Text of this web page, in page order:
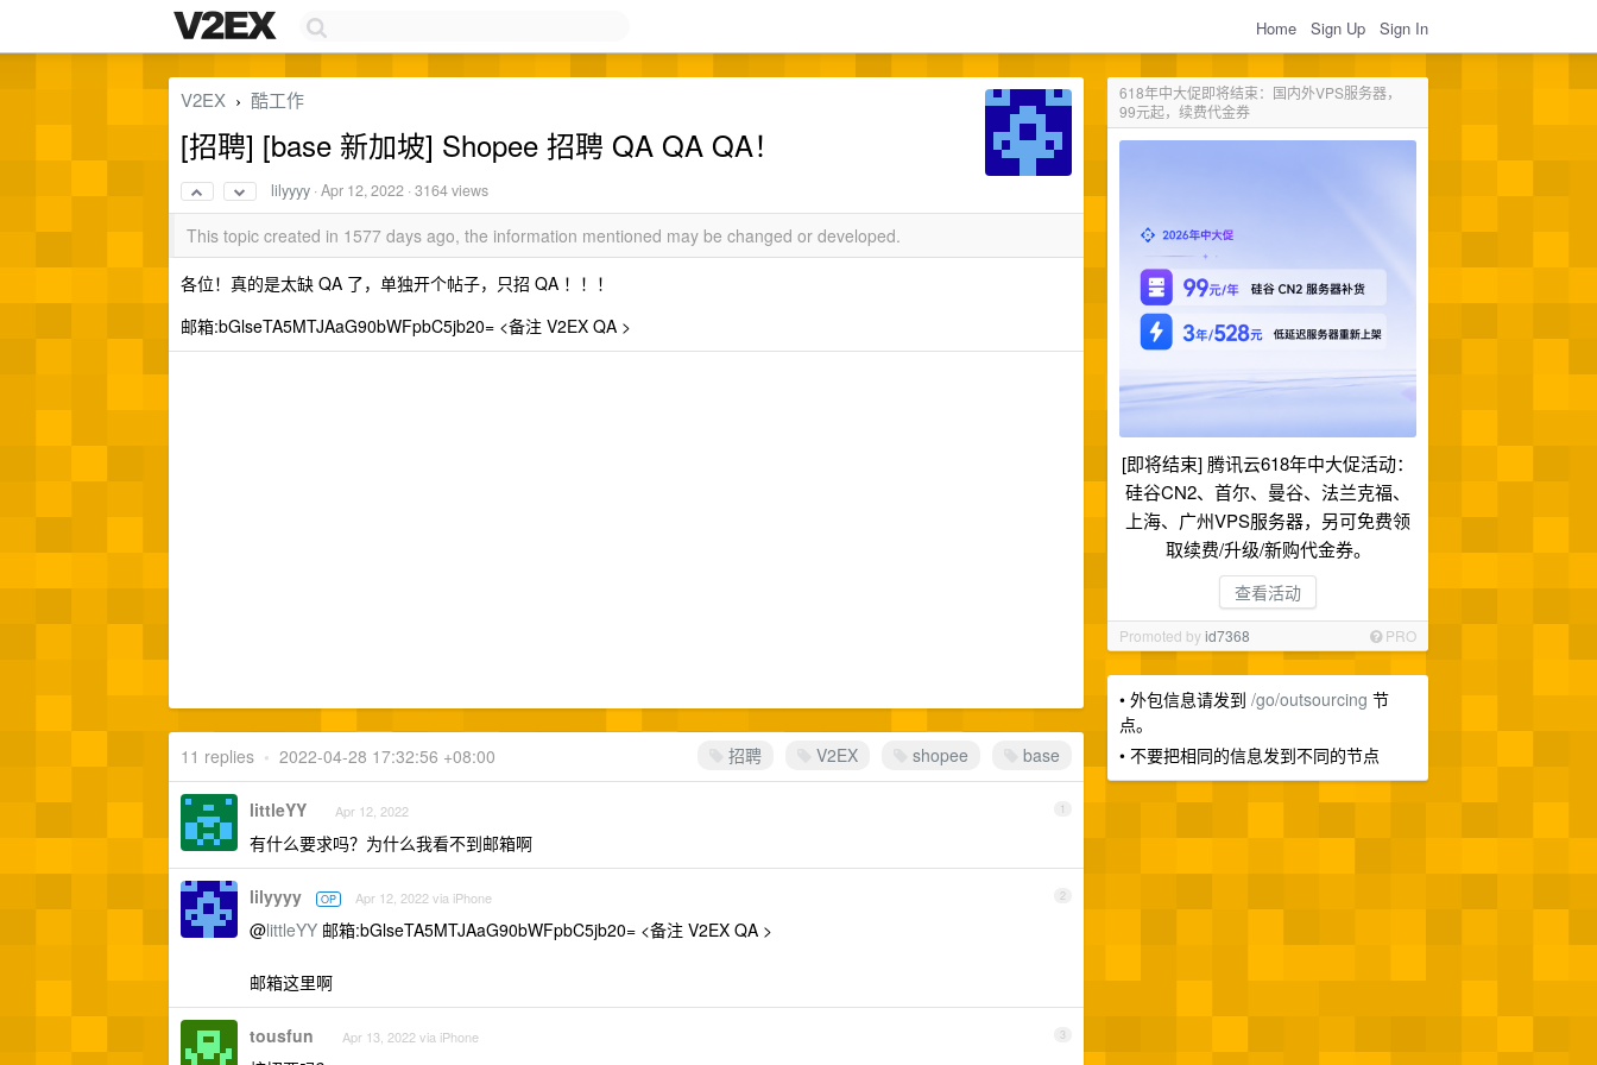
Home Sign Up Sign In
618年中大促即将结束：国内外VPS服务器，
99元起，续费代金券
[即将结束] 腾讯云618年中大促活动：
硅谷CN2、首尔、曼谷、法兰克福、
上海、广州VPS服务器，另可免费领
取续费/升级/新购代金券。
查看活动
Promoted byid7368 PRO
• 外包信息请发到 /go/outsourcing 节
点。
• 不要把相同的信息发到不同的节点
V2EX › 酷工作
[招聘] [base 新加坡] Shopee 招聘 QA QA QA！
lilyyyy ·Apr 12, 2022 · 3164 views
This topic created in 1577 days ago, the information mentioned may be changed or developed.
各位！真的是太缺 QA 了，单独开个帖子，只招 QA ！！！
邮箱:bGlseTA5MTJAaG90bWFpbC5jb20= <备注 V2EX QA >
招聘 V2EX shopee base
11 replies • 2022-04-28 17:32:56 +08:00
1
littleYY Apr 12, 2022
有什么要求吗？为什么我看不到邮箱啊
2
lilyyyy OP Apr 12, 2022 via iPhone
@littleYY 邮箱:bGlseTA5MTJAaG90bWFpbC5jb20= <备注 V2EX QA >
邮箱这里啊
3
tousfun Apr 13, 2022 via iPhone